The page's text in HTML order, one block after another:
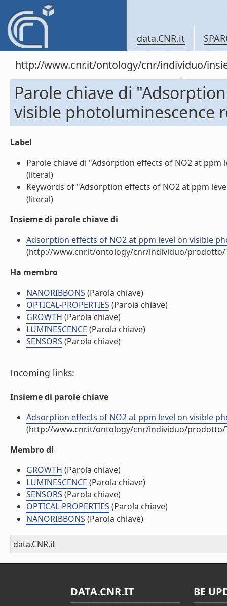
data.CNR.it
http://www.cnr.it/ontology/cnr/individuo/
Parole chiave di
visible photoluminescence
Label
Parole chiave di "Adsorption effects of NO2 at
(literal)
Keywords of "Adsorption effects of NO2 at ppm
(literal)
Insieme di parole chiave di
Adsorption effects of NO2 at ppm level on visible
(http://www.cnr.it/ontology/cnr/individuo/prodotto/
Ha membro
NANORIBBONS (Parola chiave)
OPTICAL-PROPERTIES (Parola chiave)
GROWTH (Parola chiave)
LUMINESCENCE (Parola chiave)
SENSORS (Parola chiave)
Incoming links:
Insieme di parole chiave
Adsorption effects of NO2 at ppm level on visible
(http://www.cnr.it/ontology/cnr/individuo/prodotto/
Membro di
GROWTH (Parola chiave)
LUMINESCENCE (Parola chiave)
SENSORS (Parola chiave)
OPTICAL-PROPERTIES (Parola chiave)
NANORIBBONS (Parola chiave)
data.CNR.it
DATA.CNR.IT BE